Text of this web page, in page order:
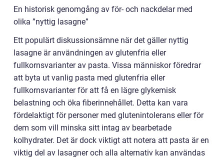
En historisk genomgång av för- och nackdelar med
olika ”nyttig lasagne”
Ett populärt diskussionsämne när det gäller nyttig
lasagne är användningen av glutenfria eller
fullkornsvarianter av pasta. Vissa människor föredrar
att byta ut vanlig pasta med glutenfria eller
fullkornsvarianter för att få en lägre glykemisk
belastning och öka fiberinnehållet. Detta kan vara
fördelaktigt för personer med glutenintolerans eller för
dem som vill minska sitt intag av bearbetade
kolhydrater. Det är dock viktigt att notera att pasta är en
viktig del av lasagner och alla alternativ kan användas